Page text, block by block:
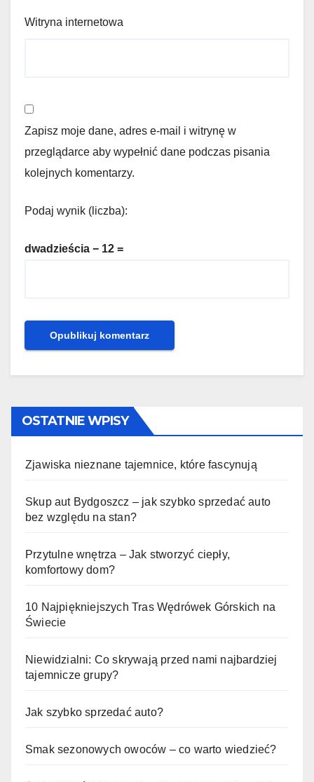
Witryna internetowa
Zapisz moje dane, adres e-mail i witrynę w
przeglądarce aby wypełnić dane podczas pisania
kolejnych komentarzy.
Podaj wynik (liczba):
dwadzieścia − 12 =
OSTATNIE WPISY
Zjawiska nieznane tajemnice, które fascynują
Skup aut Bydgoszcz – jak szybko sprzedać auto
bez względu na stan?
Przytulne wnętrza – Jak stworzyć ciepły,
komfortowy dom?
10 Najpiękniejszych Tras Wędrówek Górskich na
Świecie
Niewidzialni: Co skrywają przed nami najbardziej
tajemnicze grupy?
Jak szybko sprzedać auto?
Smak sezonowych owoców – co warto wiedzieć?